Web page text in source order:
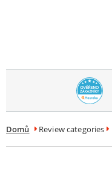
Domů Review categories